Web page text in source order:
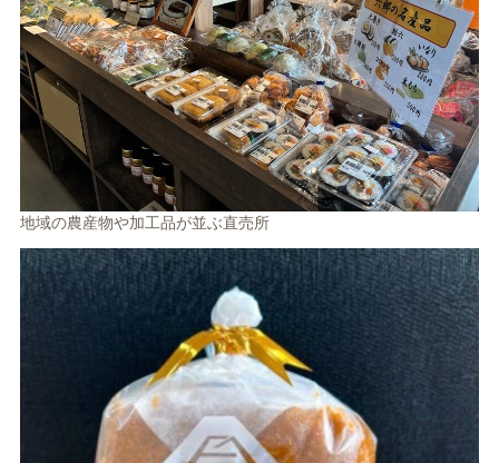
地域の農産物や加工品が並ぶ直売所